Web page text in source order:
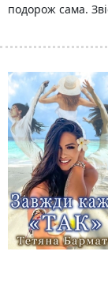
подорож сама.